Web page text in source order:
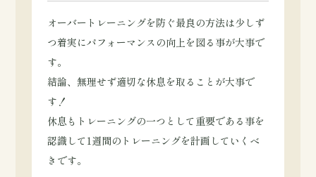
オーバートレーニングを防ぐ最良の方法は少しず
つ着実にパフォーマンスの向上を図る事が大事で
す。
結論、無理せず適切な休息を取ることが大事で
す！
休息もトレーニングの一つとして重要である事を
認識して1週間のトレーニングを計画していくべ
きです。